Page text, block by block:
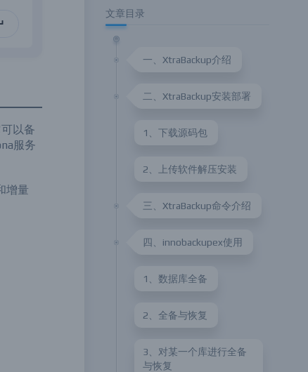
以备
服务
增量
文章目录
一、XtraBackup介绍
二、XtraBackup安装部署
1、下载源码包
2、上传软件解压安装
三、XtraBackup命令介绍
四、innobackupex使用
1、数据库全备
2、全备与恢复
3、对某一个库进行全备
与恢复